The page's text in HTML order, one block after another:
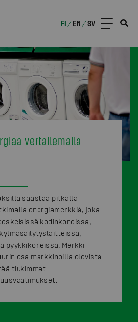
FI /EN /SV
vertailemalla
säästää pitkällä
energiamerkkiä, joka
kodinkoneissa,
pyykkikoneissa. Merkki
osa markkinoilla olevista
tiukimmat